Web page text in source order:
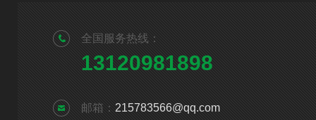
全国服务热线：
13120981898
邮箱： 215783566@qq.com